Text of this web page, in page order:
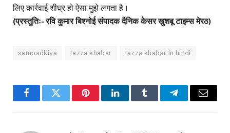
लिए कार्रवाई शीघ्र हो ऐसा मुझे लगता है।
(प्रस्तुतिः- रवि कुमार बिश्नोई संपादक दैनिक केसर खुशबू टाइम्स मेरठ)
sampadkiya tazza khabar tazza khabar in hindi
FacebookTwitter PinterestLinkedInTumblr TelegramEmail